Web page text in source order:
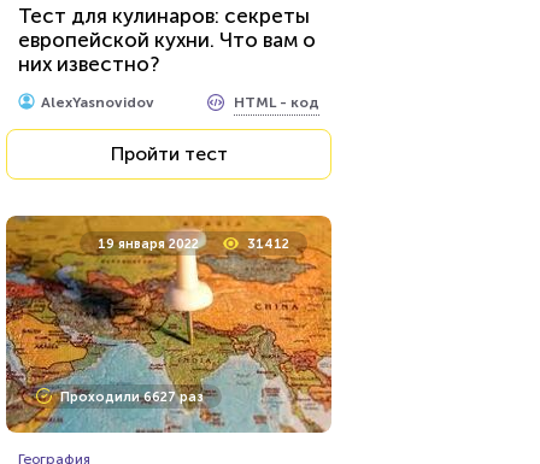
Тест для кулинаров: секреты
европейской кухни. Что вам о
них известно?
AlexYasnovidov HTML - код
Пройти тест
19 января 2022 31412
Проходили 6627 раз
География